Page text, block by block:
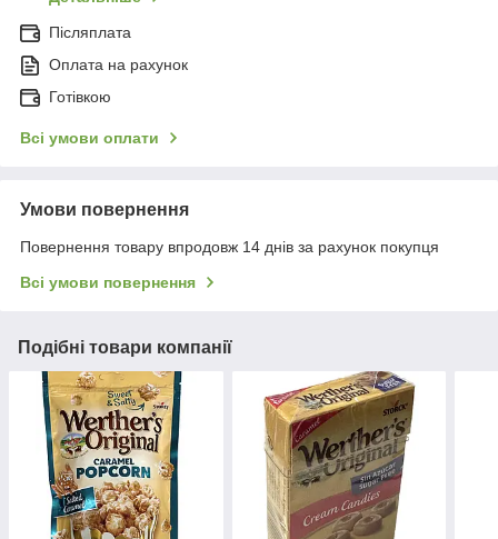
Післяплата
Оплата на рахунок
Готівкою
Всі умови оплати
Умови повернення
Повернення товару впродовж 14 днів за рахунок покупця
Всі умови повернення
Подібні товари компанії